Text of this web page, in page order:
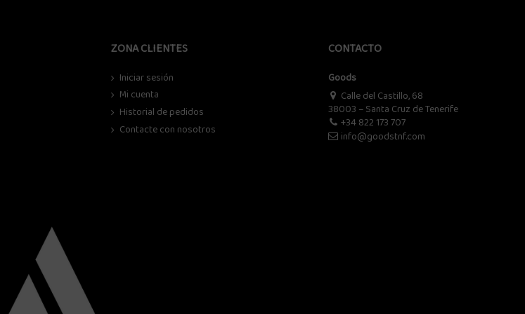
ZONA CLIENTES
Iniciar sesión
Mi cuenta
Historial de pedidos
Contacte con nosotros
CONTACTO
Goods
Calle del Castillo, 68
38003 – Santa Cruz de Tenerife
+34 822 173 707
info@goodstnf.com